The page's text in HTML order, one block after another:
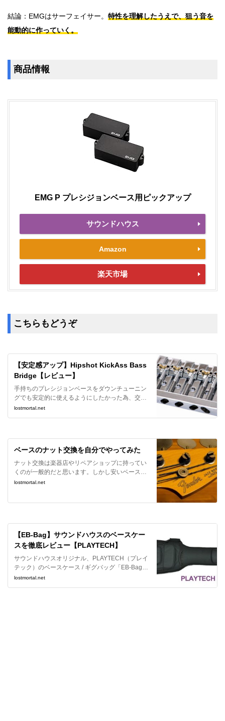
結論：EMGはサーフェイサー。 特性を理解したうえで、狙う音を
能動的に作っていく。
商品情報
EMG P プレシジョンベース用ピックアップ
サウンドハウス
Amazon
楽天市場
こちらもどうぞ
【安定感アップ】Hipshot KickAss Bass
Bridge【レビュー】
手持ちのプレシジョンベースをダウンチューニン
グでも安定的に使えるようにしたかった為、交換
用ブリッジであるHipshot KickAss Bass Bridgeを
lostmortal.net
ベースのナット交換を自分でやってみた
ナット交換は楽器店やリペアショップに持ってい
くのが一般的だと思います。しかし安いベースの
修理にコストを掛けるのも微妙に感じたのと、自
lostmortal.net
【EB-Bag】サウンドハウスのベースケー
スを徹底レビュー【PLAYTECH】
サウンドハウスオリジナル、PLAYTECH（プレイ
テック）のベースケース / ギグバッグ「EB-Bag」
を詳しくレビューします。
lostmortal.net